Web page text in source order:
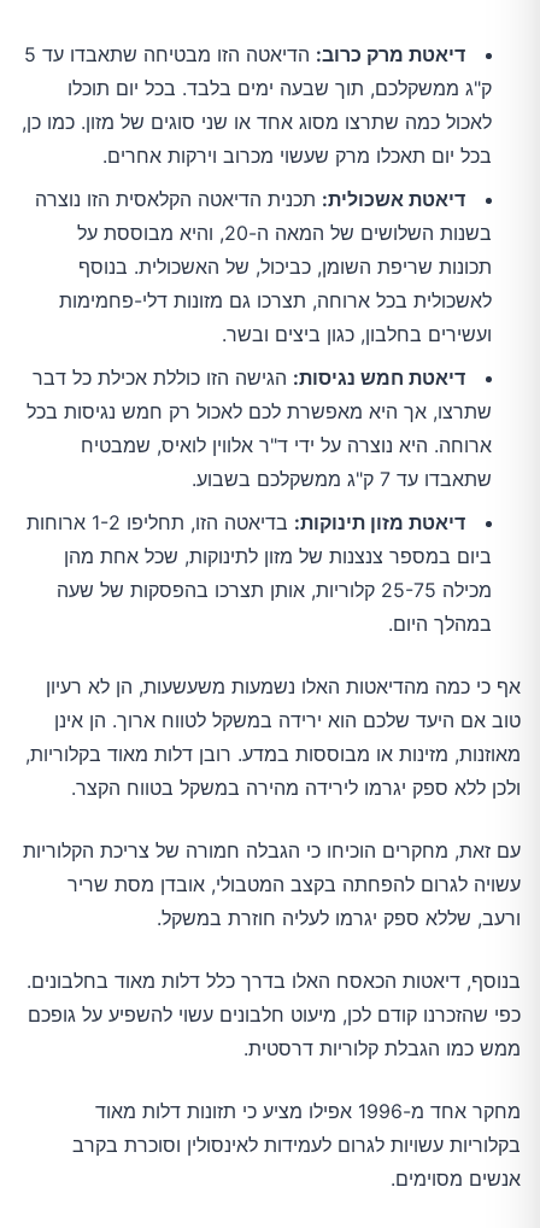
דיאטת מרק כרוב:
הדיאטה הזו מבטיחה שתאבדו עד 5
ק"ג ממשקלכם, תוך שבעה ימים בלבד. בכל יום תוכלו
לאכול כמה שתרצו מסוג אחד או שני סוגים של מזון. כמו כן,
בכל יום תאכלו מרק שעשוי מכרוב וירקות אחרים.
דיאטת אשכולית: תכנית הדיאטה הקלאסית הזו נוצרה
בשנות השלושים של המאה ה-20, והיא מבוססת על
תכונות שריפת השומן, כביכול, של האשכולית. בנוסף
לאשכולית בכל ארוחה, תצרכו גם מזונות דלי-פחמימות
ועשירים בחלבון, כגון ביצים ובשר.
דיאטת חמש נגיסות: הגישה הזו כוללת אכילת כל דבר
שתרצו, אך היא מאפשרת לכם לאכול רק חמש נגיסות בכל
ארוחה. היא נוצרה על ידי ד"ר אלווין לואיס, שמבטיח
שתאבדו עד 7 ק"ג ממשקלכם בשבוע.
דיאטת מזון תינוקות:
בדיאטה הזו, תחליפו 1-2 ארוחות
ביום במספר צנצנות של מזון לתינוקות, שכל אחת מהן
מכילה 25-75 קלוריות, אותן תצרכו בהפסקות של שעה
במהלך היום.
אף כי כמה מהדיאטות האלו נשמעות משעשעות, הן לא רעיון
טוב אם היעד שלכם הוא ירידה במשקל לטווח ארוך. הן אינן
מאוזנות, מזינות או מבוססות במדע. רובן דלות מאוד בקלוריות,
ולכן ללא ספק יגרמו לירידה מהירה במשקל בטווח הקצר.
עם זאת, מחקרים הוכיחו כי הגבלה חמורה של צריכת הקלוריות
עשויה לגרום להפחתה בקצב המטבולי, אובדן מסת שריר
ורעב, שללא ספק יגרמו לעליה חוזרת במשקל.
בנוסף, דיאטות הכאסח האלו בדרך כלל דלות מאוד בחלבונים.
כפי שהזכרנו קודם לכן, מיעוט חלבונים עשוי להשפיע על גופכם
ממש כמו הגבלת קלוריות דרסטית.
מחקר אחד מ-1996 אפילו מציע כי תזונות דלות מאוד
בקלוריות עשויות לגרום לעמידות לאינסולין וסוכרת בקרב
אנשים מסוימים.